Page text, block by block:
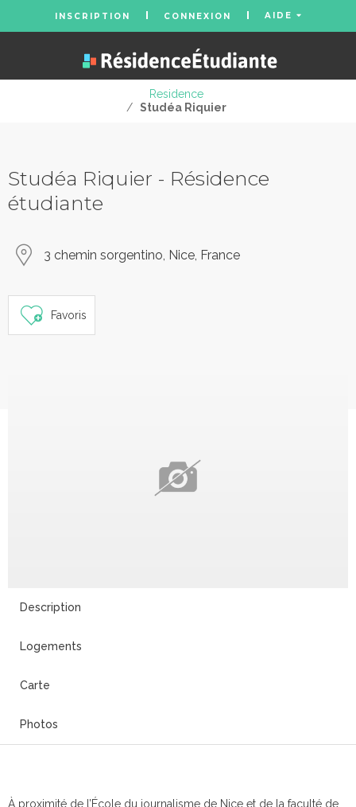
INSCRIPTION CONNEXION AIDE
Residence
/ Studéa Riquier
Studéa Riquier - Résidence
étudiante
3 chemin sorgentino, Nice, France
Favoris
Description
Logements
Carte
Photos
À proximité de l’École du journalisme de Nice et de la faculté de